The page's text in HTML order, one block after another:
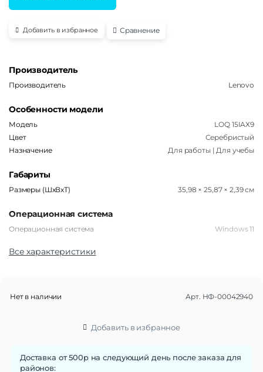
Добавить в избранное Сравнение
Производитель
Производитель Lenovo
Особенности модели
Модель
LOQ 15IAX9
Цвет
Серебристый
Назначение
Для работы | Для учебы
Габариты
Размеры (ШxВxТ) 35,98 × 25,87 × 2,39 см
Операционная система
Операционная система Windows 11
Функции памяти
Поверхность экрана
Матовая
Все характеристики
Нет в наличии Арт. НФ-00042940
Добавить в избранное
Доставка от 500р на следующий день после заказа для
районов: